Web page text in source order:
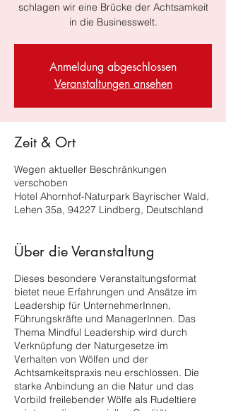
schlagen wir eine Brücke der Achtsamkeit
in die Businesswelt.
Anmeldung abgeschlossen
Veranstaltungen ansehen
Zeit & Ort
Wegen aktueller Beschränkungen
verschoben
Hotel Ahornhof-Naturpark Bayrischer Wald,
Lehen 35a, 94227 Lindberg, Deutschland
Über die Veranstaltung
Dieses besondere Veranstaltungsformat
bietet neue Erfahrungen und Ansätze im
Leadership für UnternehmerInnen,
Führungskräfte und ManagerInnen. Das
Thema Mindful Leadership wird durch
Verknüpfung der Naturgesetze im
Verhalten von Wölfen und der
Achtsamkeitspraxis neu erschlossen. Die
starke Anbindung an die Natur und das
Vorbild freilebender Wölfe als Rudeltiere
zeigt uns die essenziellen Qualitäten,